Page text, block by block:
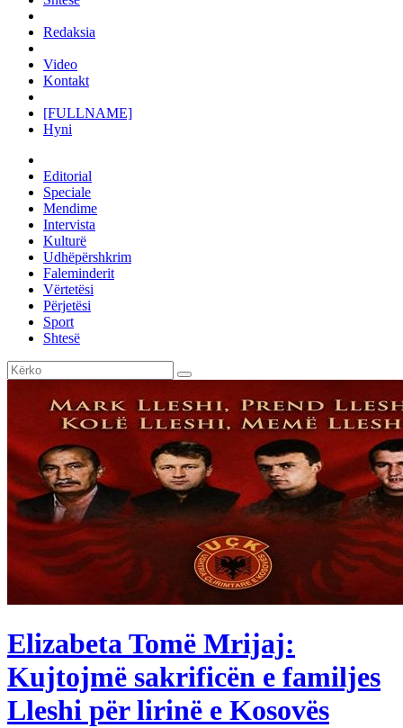
Redaksia
Video
Kontakt
[FULLNAME]
Hyni
Editorial
Speciale
Mendime
Intervista
Kulturë
Udhëpërshkrim
Faleminderit
Vërtetësi
Përjetësi
Sport
Shtesë
Elizabeta Tomë Mrijaj:
Kujtojmë sakrificën e familjes
Lleshi për lirinë e Kosovës